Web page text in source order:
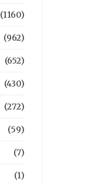
(1160)
(962)
(652)
(430)
(272)
(59)
(7)
(1)